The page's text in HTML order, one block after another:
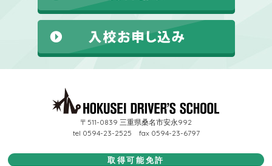
〒511-0839 三重県桑名市安永992
tel 0594-23-2525 fax 0594-23-6797
取得可能免許